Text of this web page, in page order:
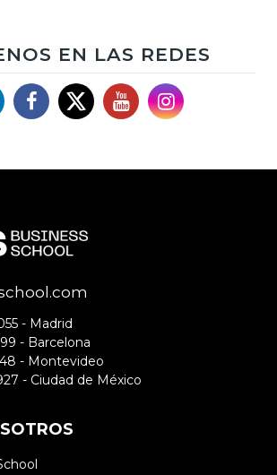
EN LAS REDES
Facebook
X YouTubeInstagram
- Madrid
- Barcelona
- Montevideo
- Ciudad de México